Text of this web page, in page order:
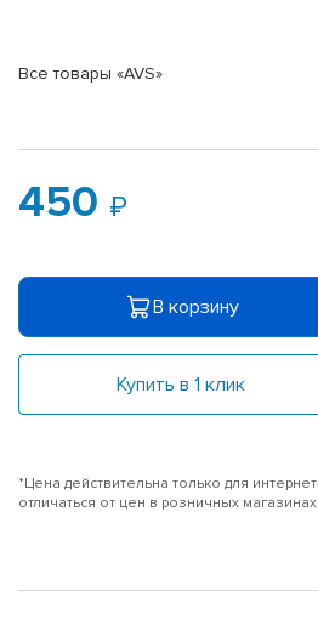
Все товары «AVS»
450
В корзину
Купить в 1 клик
*Цена действительна только для
отличаться от цен в розничных магазинах